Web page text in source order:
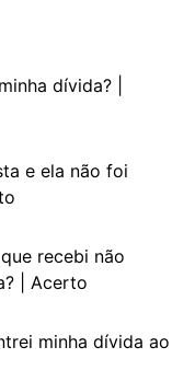
dívida? |
e ela não foi
recebi não
| Acerto
minha dívida ao